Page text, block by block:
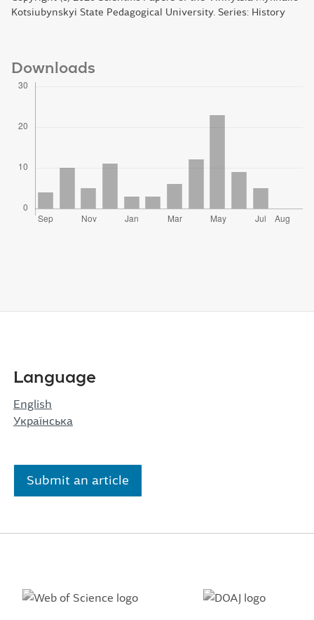
Kotsiubynskyi State Pedagogical University. Series: History
Downloads
Language
English
Українська
Submit an article